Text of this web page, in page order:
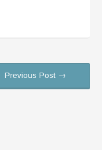
Previous Post →